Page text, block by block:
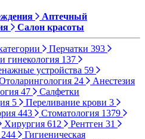
Аптечный
Салон красоты
Перчатки 393
гинекология 137
устройства 59
24
Анестезия
47
Салфетки
5 Переливание крови 3
443 Стоматология 1379
Хирургия 612 Рентген 31
244
Гигиеническая